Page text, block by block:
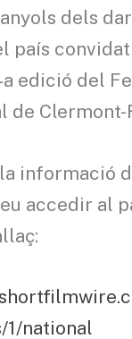
dels
país convidat
edició del
de Clermont-
informació
accedir al
1/national